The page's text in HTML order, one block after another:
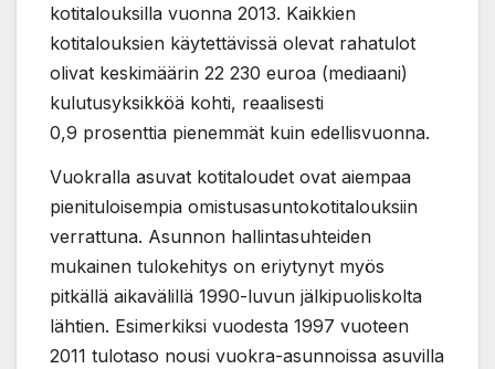
kotitalouksilla vuonna 2013. Kaikkien
kotitalouksien käytettävissä olevat rahatulot
olivat keskimäärin 22 230 euroa (mediaani)
kulutusyksikköä kohti, reaalisesti
0,9 prosenttia pienemmät kuin edellisvuonna.
Vuokralla asuvat kotitaloudet ovat aiempaa
pienituloisempia omistusasuntokotitalouksiin
verrattuna. Asunnon hallintasuhteiden
mukainen tulokehitys on eriytynyt myös
pitkällä aikavälillä 1990-luvun jälkipuoliskolta
lähtien. Esimerkiksi vuodesta 1997 vuoteen
2011 tulotaso nousi vuokra-asunnoissa asuvilla